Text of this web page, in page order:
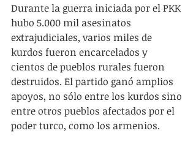
Durante la guerra iniciada por el PKK
hubo 5.000 mil asesinatos
extrajudiciales, varios miles de
kurdos fueron encarcelados y
cientos de pueblos rurales fueron
destruidos. El partido ganó amplios
apoyos, no sólo entre los kurdos sino
entre otros pueblos afectados por el
poder turco, como los armenios.